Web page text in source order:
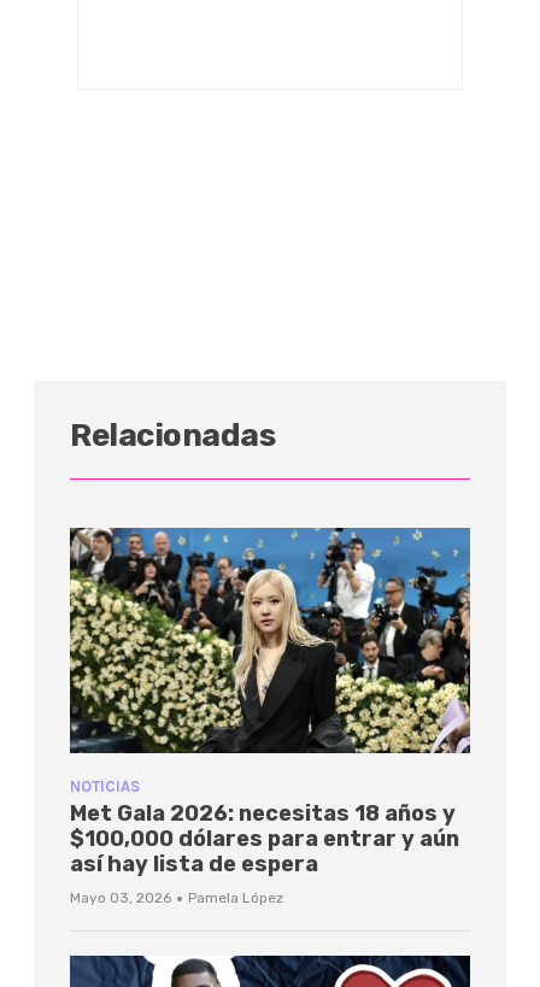
Relacionadas
NOTICIAS
Met Gala 2026: necesitas 18 años y
$100,000 dólares para entrar y aún
así hay lista de espera
Mayo 03, 2026 · Pamela López